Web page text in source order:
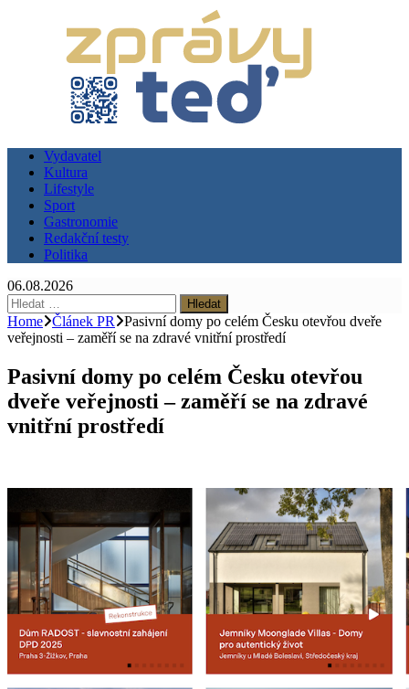
Vydavatel
Kultura
Lifestyle
Sport
Gastronomie
Redakční testy
Politika
06.08.2026
Vyhledávání
Home Článek PR
Pasivní domy po celém Česku otevřou dveře
veřejnosti – zaměří se na zdravé vnitřní prostředí
Pasivní domy po celém Česku otevřou
dveře veřejnosti – zaměří se na zdravé
vnitřní prostředí